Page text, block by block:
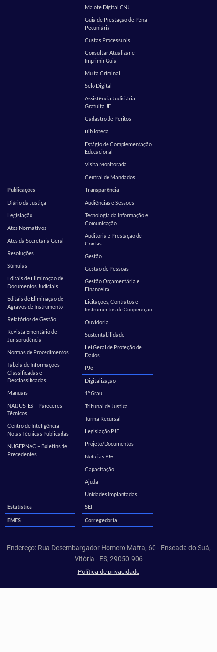
Malote Digital CNJ
Guia de Prestação de Pena
Pecuniária
Custas Processuais
Consultar, Atualizar e
Imprimir Guia
Multa Criminal
Selo Digital
Assistência Judiciária
Gratuita JF
Cadastro de Peritos
Biblioteca
Estágio de Complementação
Educacional
Visita Monitorada
Central de Mandados
Publicações
Diário da Justiça
Legislação
Atos Normativos
Atos da Secretaria Geral
Resoluções
Súmulas
Editais de Eliminação de
Documentos Judiciais
Editais de Eliminação de
Agravos de Instrumento
Relatórios de Gestão
Revista Ementário de
Jurisprudência
Normas de Procedimentos
Tabela de Informações
Classificadas e
Desclassificadas
Manuais
NATJUS-ES – Pareceres
Técnicos
Centro de Inteligência –
Notas Técnicas Publicadas
NUGEPNAC – Boletins de
Precedentes
Transparência
Audiências e Sessões
Tecnologia da Informação e
Comunicação
Auditoria e Prestação de
Contas
Gestão
Gestão de Pessoas
Gestão Orçamentária e
Financeira
Licitações, Contratos e
Instrumentos de Cooperação
Ouvidoria
Sustentabilidade
Lei Geral de Proteção de
Dados
PJe
Digitalização
1º Grau
Tribunal de Justiça
Turma Recursal
Legislação PJE
Projeto/Documentos
Notícias PJe
Capacitação
Ajuda
Unidades Implantadas
Estatística
SEI
EMES Corregedoria
Endereço: Rua Desembargador Homero Mafra, 60 - Enseada do Suá,
Vitória - ES, 29050-906
Política de privacidade